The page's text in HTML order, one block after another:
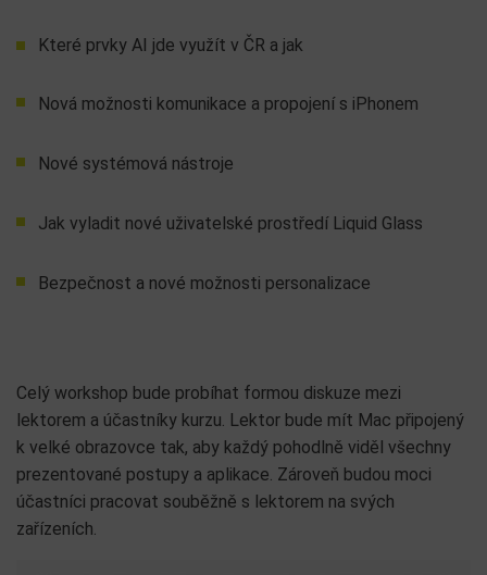
Které prvky AI jde využít v ČR a jak
Nová možnosti komunikace a propojení s iPhonem
Nové systémová nástroje
Jak vyladit nové uživatelské prostředí Liquid Glass
Bezpečnost a nové možnosti personalizace
Celý workshop bude probíhat formou diskuze mezi
lektorem a účastníky kurzu. Lektor bude mít Mac připojený
k velké obrazovce tak, aby každý pohodlně viděl všechny
prezentované postupy a aplikace. Zároveň budou moci
účastníci pracovat souběžně s lektorem na svých
zařízeních.